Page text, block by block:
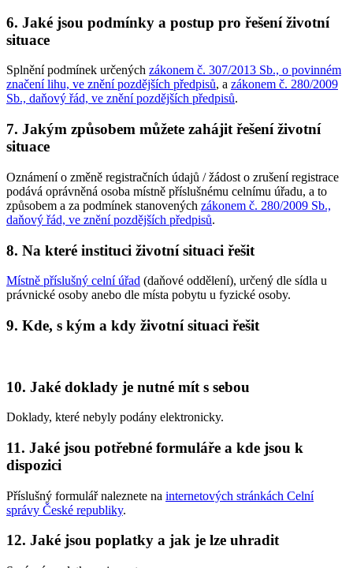
6. Jaké jsou podmínky a postup pro řešení životní
situace
Splnění podmínek určených zákonem č. 307/2013 Sb., o povinném
značení lihu, ve znění pozdějších předpisů, a zákonem č. 280/2009
Sb., daňový řád, ve znění pozdějších předpisů.
7. Jakým způsobem můžete zahájit řešení životní
situace
Oznámení o změně registračních údajů / žádost o zrušení registrace
podává oprávněná osoba místně příslušnému celnímu úřadu, a to
způsobem a za podmínek stanovených zákonem č. 280/2009 Sb.,
daňový řád, ve znění pozdějších předpisů.
8. Na které instituci životní situaci řešit
Místně příslušný celní úřad (daňové oddělení), určený dle sídla u
právnické osoby anebo dle místa pobytu u fyzické osoby.
9. Kde, s kým a kdy životní situaci řešit
10. Jaké doklady je nutné mít s sebou
Doklady, které nebyly podány elektronicky.
11. Jaké jsou potřebné formuláře a kde jsou k
dispozici
Příslušný formulář naleznete na internetových stránkách Celní
správy České republiky.
12. Jaké jsou poplatky a jak je lze uhradit